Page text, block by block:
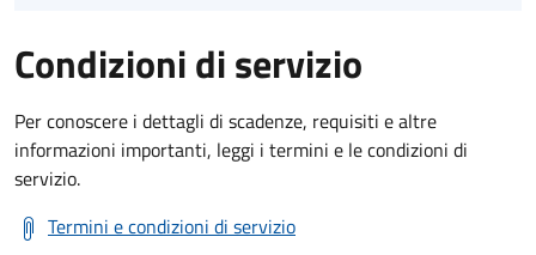
Condizioni di servizio
Per conoscere i dettagli di scadenze, requisiti e altre
informazioni importanti, leggi i termini e le condizioni di
servizio.
Termini e condizioni di servizio